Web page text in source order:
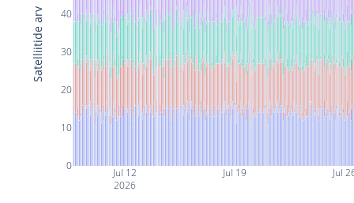
Jul 12
2026
Jul 19 Jul
0
10
20
30
40
Satelliitide arv